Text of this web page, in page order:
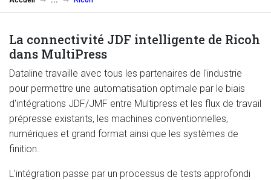
La connectivité JDF intelligente de Ricoh
dans MultiPress
Dataline travaille avec tous les partenaires de l'industrie
pour permettre une automatisation optimale par le biais
d'intégrations JDF/JMF entre Multipress et les flux de travail
prépresse existants, les machines conventionnelles,
numériques et grand format ainsi que les systèmes de
finition.
L'intégration passe par un processus de tests approfondi